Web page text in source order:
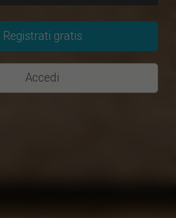
Registrati gratis
Accedi